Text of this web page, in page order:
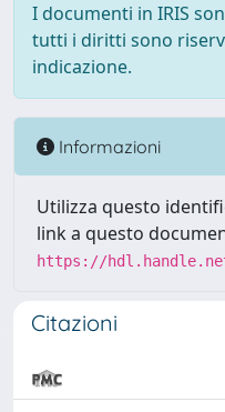
I documenti in IRIS
tutti i diritti sono
indicazione.
Informazioni
Utilizza questo
link a questo
https://
Citazioni